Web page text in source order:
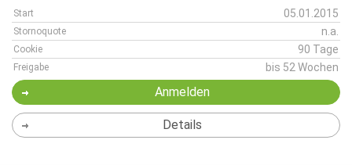
Start 05.01.2015
Stornoquote n.a.
Cookie 90 Tage
Freigabe bis 52 Wochen
Anmelden
Details